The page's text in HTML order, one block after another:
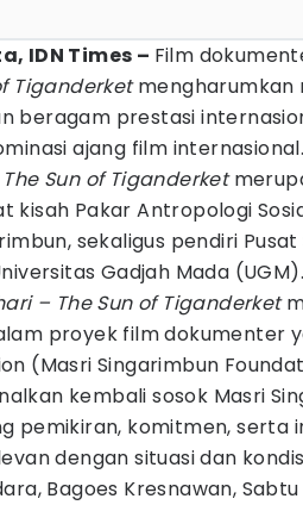
IDN Times – Film
Tiganderketmengharumkan
beragam prestasi
ajang film internasional.
Sun of Tiganderket
kisah Pakar Antropologi
sekaligus pendiri
Gadjah Mada (UGM).
– The Sun of Tiganderket
proyek film dokumenter
(Masri Singarimbun
kembali sosok Masri
pemikiran, komitmen, serta
dengan situasi dan
Bagoes Kresnawan,